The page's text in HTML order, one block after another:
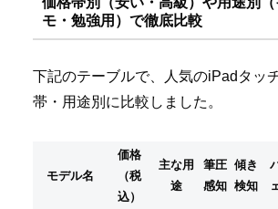
モ・勉強用）で徹底比較
下記のテーブルで、人気のiPadタッ
帯・用途別に比較しました。
モデル名
価格
（税
込）
主な用
途
筆圧
感知
傾き
検知